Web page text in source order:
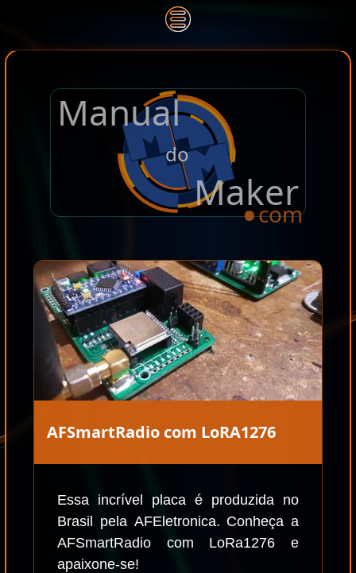
Manual
do
Maker
.com
AFSmartRadio com LoRA1276
Essa incrível placa é produzida no
Brasil pela AFEletronica. Conheça a
AFSmartRadio com LoRa1276 e
apaixone-se!